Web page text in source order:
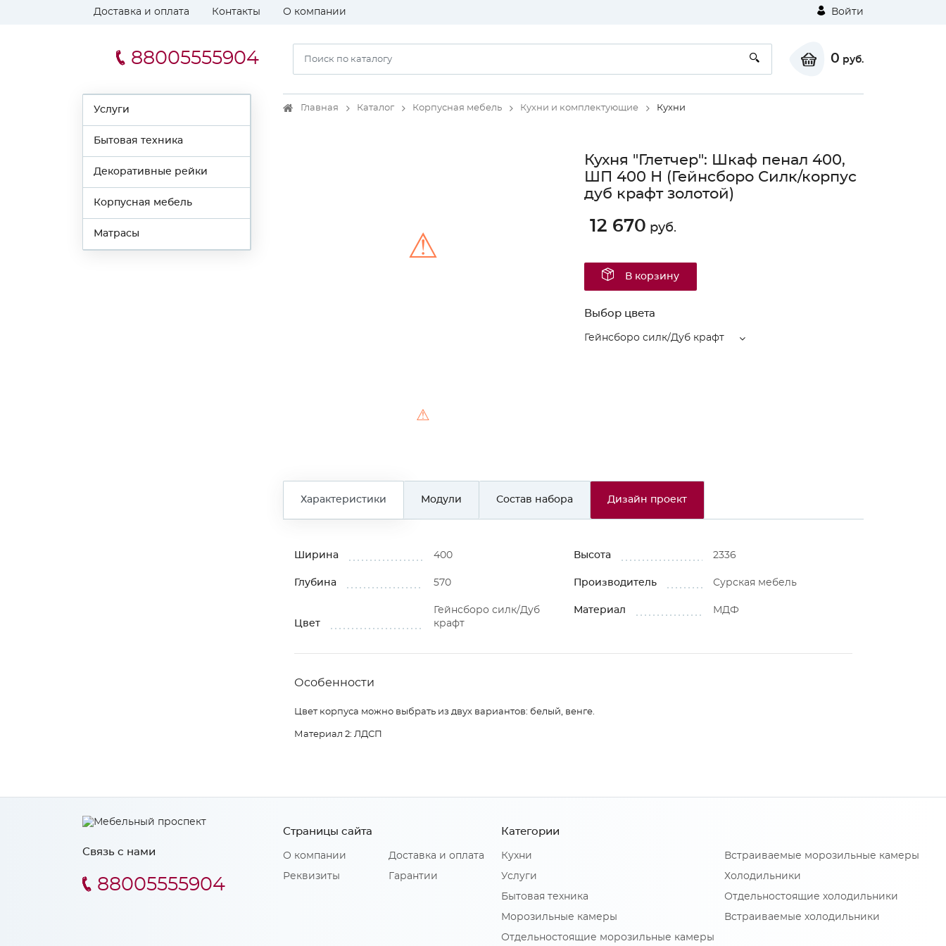
Доставка и оплата Контакты О компании Войти
88005555904 0 руб.
Услуги
Бытовая техника
Декоративные рейки
Корпусная мебель
Матрасы
Главная Каталог Корпусная мебель Кухни и комплектующие Кухни
⚠
⚠
Кухня "Глетчер": Шкаф пенал 400,
ШП 400 Н (Гейнсборо Силк/корпус
дуб крафт золотой)
12 670 руб.
В корзину
Выбор цвета
Гейнсборо силк/Дуб крафт
Характеристики Модули Состав набора Дизайн проект
Ширина 400 Высота 2336
Глубина 570 Производитель Сурская мебель
Цвет
Гейнсборо силк/Дуб
крафт
Материал МДФ
Особенности
Цвет корпуса можно выбрать из двух вариантов: белый, венге.
Материал 2: ЛДСП
Связь с нами
88005555904
Страницы сайта
О компании
Реквизиты
Доставка и оплата
Гарантии
Категории
Кухни
Услуги
Бытовая техника
Морозильные камеры
Отдельностоящие морозильные камеры
Встраиваемые морозильные камеры
Холодильники
Отдельностоящие холодильники
Встраиваемые холодильники